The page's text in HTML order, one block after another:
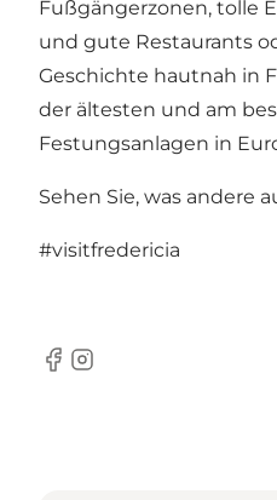
Fußgängerzonen, tolle
und gute Restaurants
Geschichte hautnah in
der ältesten und am
Festungsanlagen in
Sehen Sie, was andere
#visitfredericia
Facebook
Instagram